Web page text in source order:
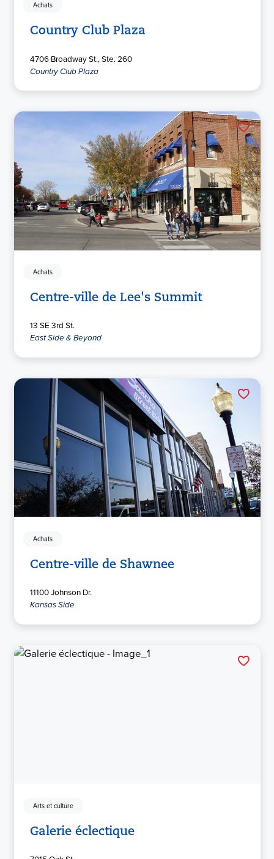
Achats
Country Club Plaza
4706 Broadway St., Ste. 260
Country Club Plaza
Achats
Centre-ville de Lee's Summit
13 SE 3rd St.
East Side & Beyond
Achats
Centre-ville de Shawnee
11100 Johnson Dr.
Kansas Side
Arts et culture
Galerie éclectique